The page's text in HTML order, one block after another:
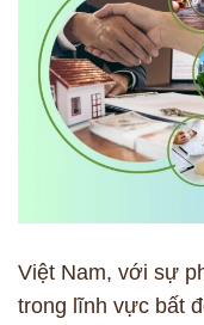
Việt Nam, với sự
trong lĩnh vực bất